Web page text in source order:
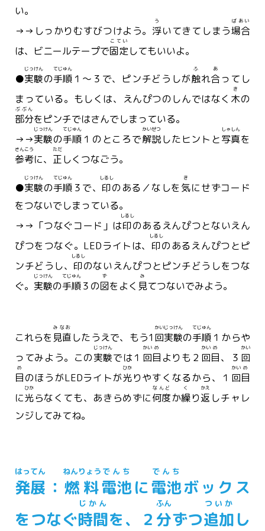
い。
→→しっかりむすびつけよう。 浮
う
いてきてしまう場合
ばあい
は、ビニールテープで固定
こてい
してもいいよ。
●実験
じっけん
の手順
てじゅん
１～３で、ピンチどうしが触
ふ
れ合
あ
ってし
まっている。もしくは、えんぴつのしんではなく 木
き
の
部分
ぶぶん
をピンチではさんでしまっている。
→→実験
じっけん
の手順
てじゅん
１のところで解説
かいせつ
したヒントと写真
しゃしん
を
参考
さんこう
に、 正
ただ
しくつなごう。
●実験
じっけん
の手順
てじゅん
３で、 印
しるし
のある／なしを 気
き
にせずコード
をつないでしまっている。
→→「つなぐコード」は印
しるし
のあるえんぴつとないえん
ぴつをつなぐ。LEDライトは、 印
しるし
のあるえんぴつとピ
ンチどうし、 印
しるし
のないえんぴつとピンチどうしをつな
ぐ。 実験
じっけん
の手順
てじゅん
３の図
ず
をよく 見
み
てつないでみよう。
これらを 見直
みなお
したうえで、もう1 回
かい
実験
じっけん
の手順
てじゅん
１からや
ってみよう。この実験
じっけん
では１ 回
かい
目
め
よりも２ 回
かい
目
め
、３ 回
かい
目
め
のほうがLEDライトが光
ひか
りやすくなるから、１ 回
かい
目
め
に光
ひか
らなくても、あきらめずに何度
なんど
か繰
く
り返
かえ
しチャレ
ンジしてみてね。
発展
はってん
： 燃料
ねんりょう
電池
でんち
に電池
でんち
ボックス
をつなぐ時間
じかん
を、２ 分
ふん
ずつ追加
ついか
し